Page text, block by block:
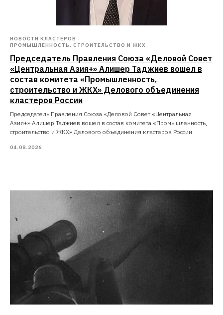
НОВОСТИ КЛАСТЕРОВ
ПРОМЫШЛЕННОСТЬ, СТРОИТЕЛЬСТВО И ЖКХ
Председатель Правления Союза «Деловой Совет
«Центральная Азия+» Алишер Таджиев вошел в
состав комитета «Промышленность,
строительство и ЖКХ» Делового объединения
кластеров России
Председатель Правления Союза «Деловой Совет «Центральная
Азия+» Алишер Таджиев вошел в состав комитета «Промышленность,
строительство и ЖКХ» Делового объединения кластеров России
04.08.2026